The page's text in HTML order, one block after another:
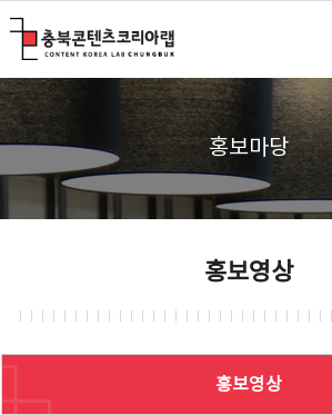
홍보마당
홍보영상
홍보영상